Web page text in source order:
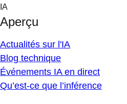
Skip
content
IA
Aperçu
Actualités sur l'IA
Blog technique
Événements IA en direct
Qu’est-ce que l’inférence